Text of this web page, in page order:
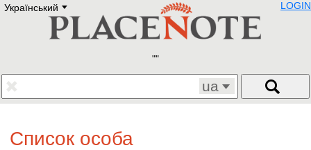
Український E
Deutsch
Francais
Polski
Eestikeelne
LOGIN
ua
Список особа